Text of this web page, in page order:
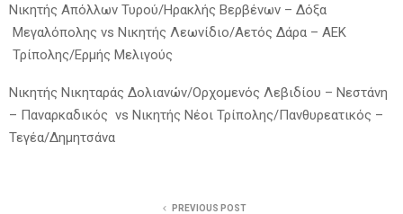
Νικητής Απόλλων Τυρού/Ηρακλής Βερβένων – Δόξα
Μεγαλόπολης vs Νικητής Λεωνίδιο/Αετός Δάρα – ΑΕΚ
Τρίπολης/Ερμής Μελιγούς
Νικητής Νικηταράς Δολιανών/Ορχομενός Λεβιδίου – Νεστάνη
– Παναρκαδικός vs Νικητής Νέοι Τρίπολης/Πανθυρεατικός –
Τεγέα/Δημητσάνα
PREVIOUS POST